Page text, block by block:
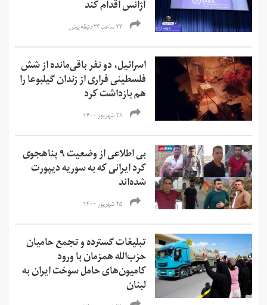
آژانس اقدام کند
۲۳ ساعت ۲۴ دقیقه پیش
اسرائیل، دو نفر باقی‌مانده از شش
فلسطینی فراری از زندان گیلبوعا را
هم بازداشت کرد
۲۸ شهریور ۱۴۰۰
بی اطلاعی از وضعیت ۹ پناهجوی
کرد ایرانی که به سوریه دیپورت
شده‌اند
۲۵ شهریور ۱۴۰۰
تبلیغات گسترده و تجمع حامیان
حزب‌الله همزمان با ورود
کامیون‌های حامل سوخت ایران به
لبنان